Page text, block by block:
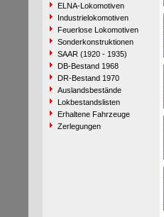
ELNA-Lokomotiven
Industrielokomotiven
Feuerlose Lokomotiven
Sonderkonstruktionen
SAAR (1920 - 1935)
DB-Bestand 1968
DR-Bestand 1970
Auslandsbestände
Lokbestandslisten
Erhaltene Fahrzeuge
Zerlegungen